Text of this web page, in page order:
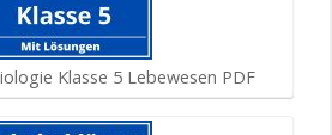
Klasse 5 Lebewesen PDF